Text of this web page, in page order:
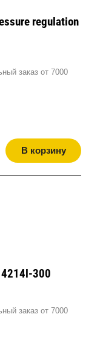
regulation
заказ от 7000
В корзину
4214l-300
заказ от 7000